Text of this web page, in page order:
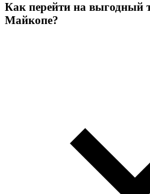
Как перейти на выгодный
Майкопе?